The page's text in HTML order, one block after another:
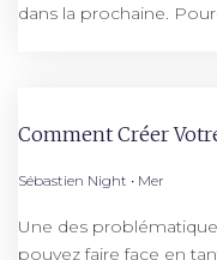
dans la prochaine.
Comment Créer
Sébastien Night Mer
Une des
pouvez faire face en